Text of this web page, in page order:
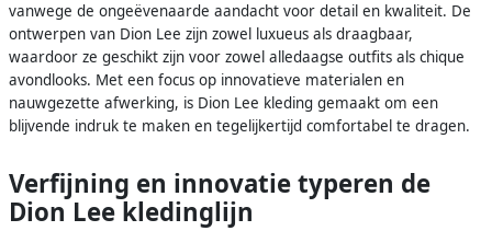
vanwege de ongeëvenaarde aandacht voor detail en kwaliteit. De
ontwerpen van Dion Lee zijn zowel luxueus als draagbaar,
waardoor ze geschikt zijn voor zowel alledaagse outfits als chique
avondlooks. Met een focus op innovatieve materialen en
nauwgezette afwerking, is Dion Lee kleding gemaakt om een
blijvende indruk te maken en tegelijkertijd comfortabel te dragen.
Verfijning en innovatie typeren de
Dion Lee kledinglijn